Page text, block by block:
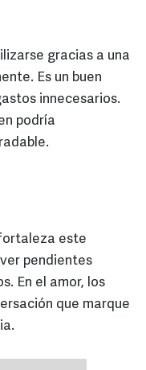
gracias a una
Es un buen
innecesarios.
podría
este
pendientes
En el amor, los
que marque